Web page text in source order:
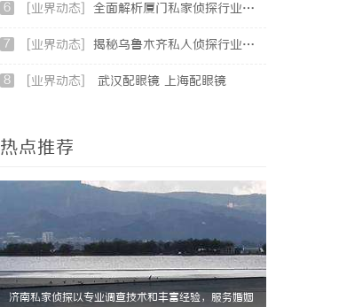
6 [业界动态] 全面解析厦门私家侦探行业的现状与发展趋势
7 [业界动态] 揭秘乌鲁木齐私人侦探行业的发展与应用前景
8 [业界动态] 武汉配眼镜 上海配眼镜
热点推荐
济南私家侦探以专业调查技术和丰富经验，服务婚姻